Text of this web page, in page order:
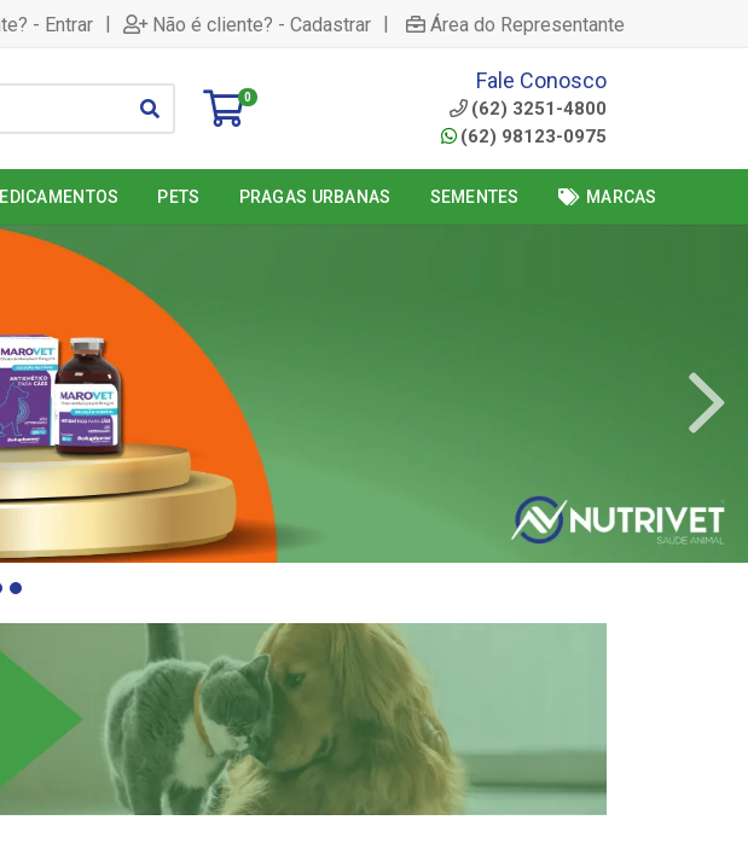
- Entrar | Não é cliente? - Cadastrar | Área do Representante
0
Fale Conosco
(62) 3251-4800
(62) 98123-0975
PETS PRAGAS URBANAS SEMENTES MARCAS